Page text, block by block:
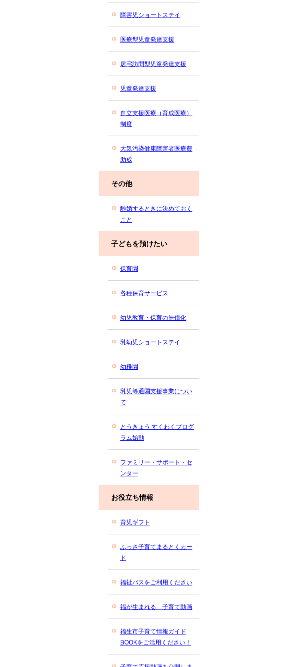
障害児ショートステイ
医療型児童発達支援
居宅訪問型児童発達支援
児童発達支援
自立支援医療（育成医療）
制度
大気汚染健康障害者医療費
助成
その他
離婚するときに決めておく
こと
子どもを預けたい
保育園
各種保育サービス
幼児教育・保育の無償化
乳幼児ショートステイ
幼稚園
乳児等通園支援事業につい
て
とうきょう すくわくプログ
ラム始動
ファミリー・サポート・セ
ンター
お役立ち情報
育児ギフト
ふっさ子育てまるとくカー
ド
福祉バスをご利用ください
福が生まれる 子育て動画
福生市子育て情報ガイド
BOOKをご活用ください！